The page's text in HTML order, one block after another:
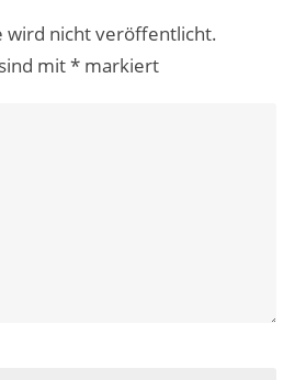
wird nicht veröffentlicht.
mit*markiert